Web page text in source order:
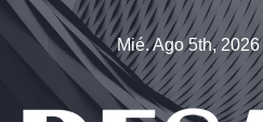
Saltar
contenido
Mié. Ago 5th, 2026